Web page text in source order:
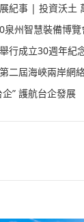
紀事 | 投資沃土
州智慧裝備博
行成立30週年紀
峽兩岸網絡新媒體
” 護航台企發展